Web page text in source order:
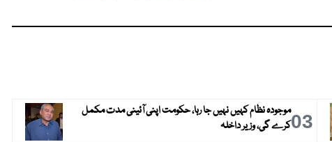
03موجودہ نظام کہیں نہیں جا رہا، حکومت اپنی آئینی مدت مکمل
کرے گی، وزیر داخلہ